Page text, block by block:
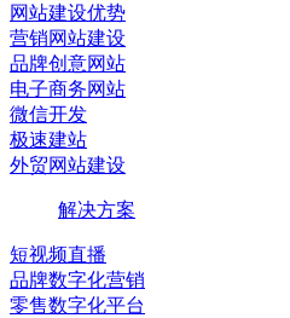
网站建设优势
营销网站建设
品牌创意网站
电子商务网站
微信开发
极速建站
外贸网站建设
解决方案
短视频直播
品牌数字化营销
零售数字化平台